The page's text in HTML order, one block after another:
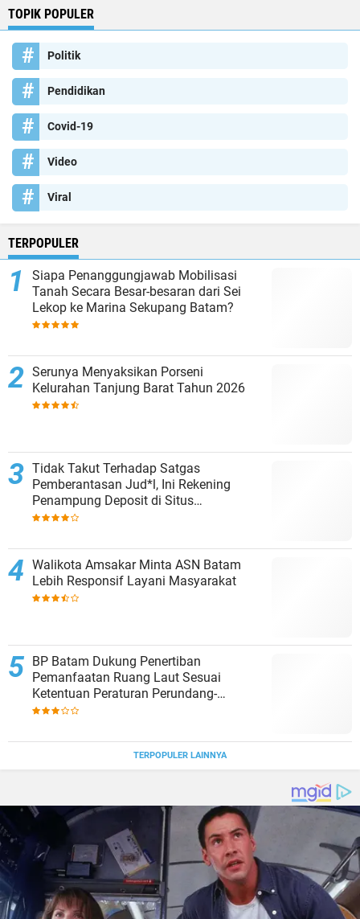
TOPIK POPULER
Politik
Pendidikan
Covid-19
Video
Viral
TERPOPULER
Siapa Penanggungjawab Mobilisasi
Tanah Secara Besar-besaran dari Sei
Lekop ke Marina Sekupang Batam?
Serunya Menyaksikan Porseni
Kelurahan Tanjung Barat Tahun 2026
Tidak Takut Terhadap Satgas
Pemberantasan Jud*l, Ini Rekening
Penampung Deposit di Situs
MENARA4D
Walikota Amsakar Minta ASN Batam
Lebih Responsif Layani Masyarakat
BP Batam Dukung Penertiban
Pemanfaatan Ruang Laut Sesuai
Ketentuan Peraturan Perundang-
undangan
TERPOPULER LAINNYA